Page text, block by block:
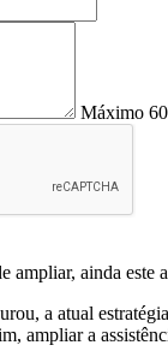
Máximo
ampliar, ainda este
a atual
ampliar a